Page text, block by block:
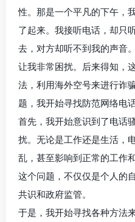
性。那是一个平凡的下午，
了起来。我接听电话，却只
去，对方却听不到我的声音
让我非常困扰。后来得知，
法，利用海外空号来进行诈
题，我开始寻找防范网络电
首先，我开始意识到了电话
扰。无论是工作还是生活，
乱，甚至影响到正常的工作
这个问题，不仅仅是个人的
共识和政府监管。
于是，我开始寻找各种方法